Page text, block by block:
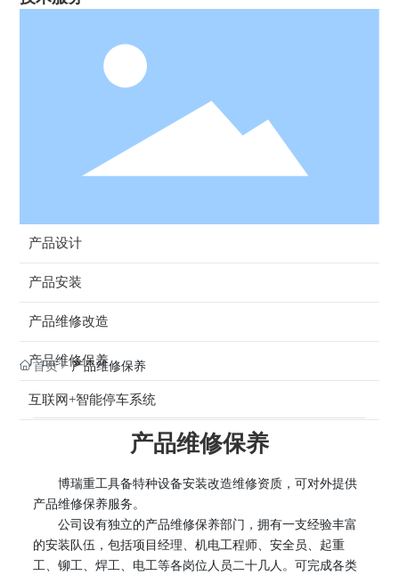
产品设计
产品安装
产品维修改造
产品维修保养
互联网+智能停车系统
首页 产品维修保养
产品维修保养
博瑞重工具备特种设备安装改造维修资质，可对外提供
产品维修保养服务。
公司设有独立的产品维修保养部门，拥有一支经验丰富
的安装队伍，包括项目经理、机电工程师、安全员、起重
工、铆工、焊工、电工等各岗位人员二十几人。可完成各类